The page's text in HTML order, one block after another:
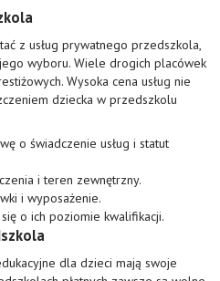
z usług prywatnego przedszkola,
wyboru. Wiele drogich placówek
Wysoka cena usług nie
dziecka w przedszkolu
o świadczenie usług i statut
i teren zewnętrzny.
i wyposażenie.
o ich poziomie kwalifikacji.
dla dzieci mają swoje